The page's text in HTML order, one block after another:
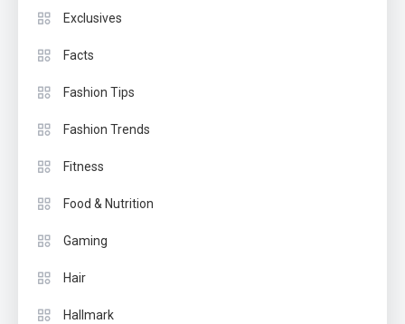
Exclusives
Facts
Fashion Tips
Fashion Trends
Fitness
Food & Nutrition
Gaming
Hair
Hallmark